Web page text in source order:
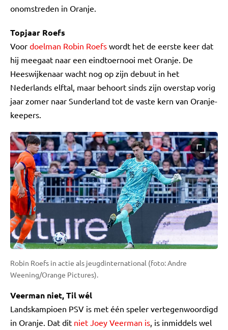
onomstreden in Oranje.
Topjaar Roefs
Voor doelman Robin Roefs wordt het de eerste keer dat
hij meegaat naar een eindtoernooi met Oranje. De
Heeswijkenaar wacht nog op zijn debuut in het
Nederlands elftal, maar behoort sinds zijn overstap vorig
jaar zomer naar Sunderland tot de vaste kern van Oranje-
keepers.
Robin Roefs in actie als jeugdinternational (foto: Andre
Weening/Orange Pictures).
Veerman niet, Til wél
Landskampioen PSV is met één speler vertegenwoordigd
in Oranje. Dat dit niet Joey Veerman is , is inmiddels wel